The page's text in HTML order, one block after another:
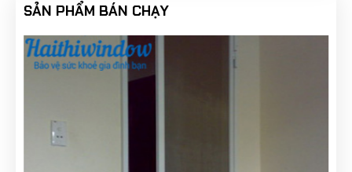
SẢN PHẨM BÁN CHẠY